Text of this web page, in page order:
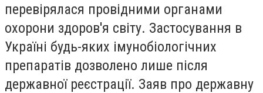
перевірялася провідними органами
охорони здоров'я світу. Застосування в
Україні будь-яких імунобіологічних
препаратів дозволено лише після
державної реєстрації. Заяв про державну